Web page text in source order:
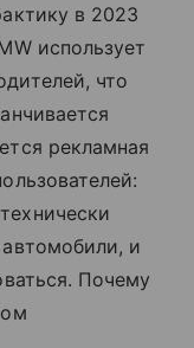
в 2023
использует
что
рекламная
и
Почему